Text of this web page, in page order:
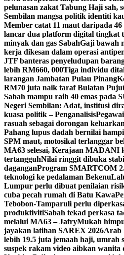
pelunasan zakat Tabung Haji sah,
Sembilan mangsa politik identiti
Member catat 11 maut daripada 46
lancar dua platform digital tingkat
minyak dan gas SabahGaji bawah
kerja dikesan dalam operasi
JTF banteras penyeludupan
lebih RM660, 000Tiga individu
larangan Jambatan Pulau Pinang
RM70 juta naik taraf Bulatan
Sabah mampu raih 40 emas pada
Negeri Sembilan: Adat, institusi
kuasa politik – Penganalisis
rasuah sebagai dorongan
Pahang lupus dadah bernilai
SPM maut, motosikal terlanggar
MA63 selesai, Kerajaan MADANI
tertangguhNilai ringgit dibuka
daganganProgram SMARTCOM
teknologi ke pedalaman Bekenu
Lumpur perlu dibuat penilaian
cuba pecah rumah di Batu Kawa
Tebobon-Tamparuli perlu
produktivitiSabah tekad perkasa
melalui MA63 – JafryMukah
jayakan latihan SAREX 2026Arab
lebih 19.5 juta jemaah haji, umrah
suspek rakam video aibkan wanita